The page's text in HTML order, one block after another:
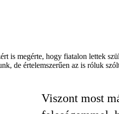
is megérte, hogy fiatalon lettek
de értelemszerűen az is róluk
Viszont most